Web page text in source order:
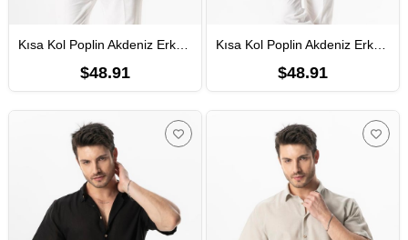
Kısa Kol Poplin Akdeniz Erkek Yazlık Gömlek Beyaz Byz
$48.91
Kısa Kol Poplin Akdeniz Erkek Yazlık Gömlek Haki Hk
$48.91